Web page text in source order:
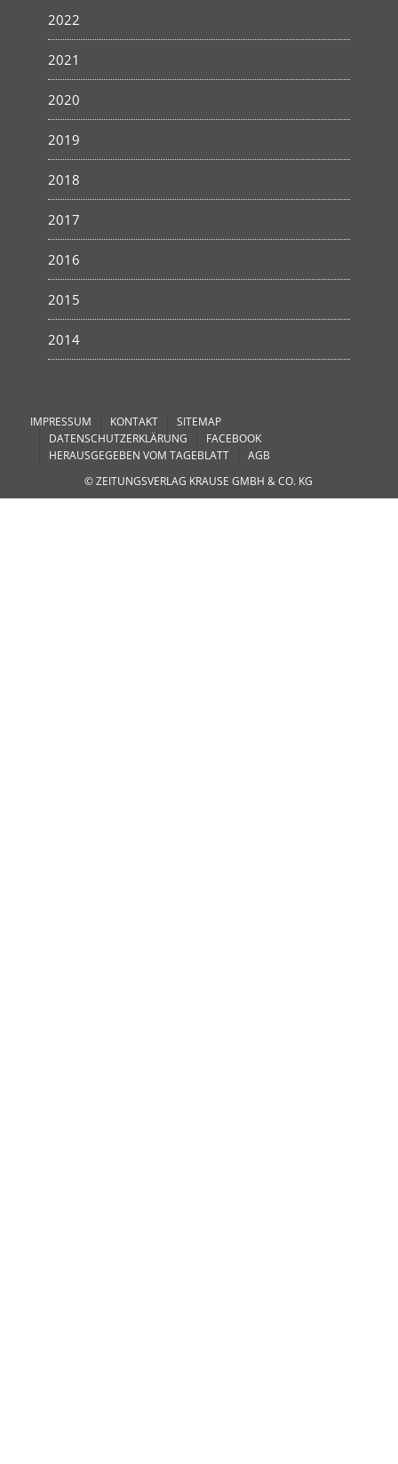
2022
2021
2020
2019
2018
2017
2016
2015
2014
IMPRESSUM KONTAKT
SITEMAP
DATENSCHUTZERKLÄRUNG
FACEBOOK
HERAUSGEGEBEN VOM TAGEBLATT
AGB
© ZEITUNGSVERLAG KRAUSE GMBH & CO. KG